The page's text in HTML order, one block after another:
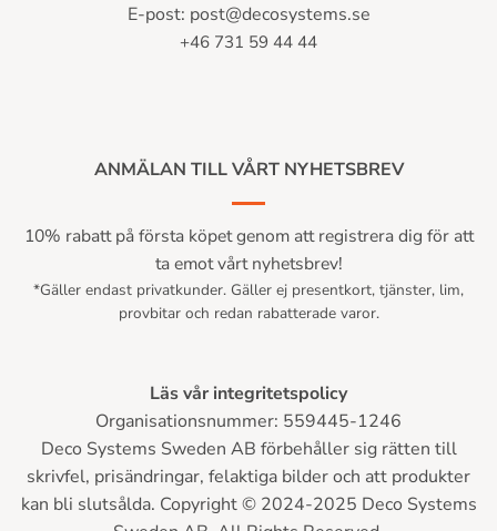
E-post: post@decosystems.se
+46 731 59 44 44
ANMÄLAN TILL VÅRT NYHETSBREV
10% rabatt på första köpet genom att registrera dig för att
ta emot vårt nyhetsbrev!
*Gäller endast privatkunder. Gäller ej presentkort, tjänster, lim,
provbitar och redan rabatterade varor.
Läs vår integritetspolicy
Organisationsnummer: 559445-1246
Deco Systems Sweden AB förbehåller sig rätten till
skrivfel, prisändringar, felaktiga bilder och att produkter
kan bli slutsålda. Copyright © 2024-2025 Deco Systems